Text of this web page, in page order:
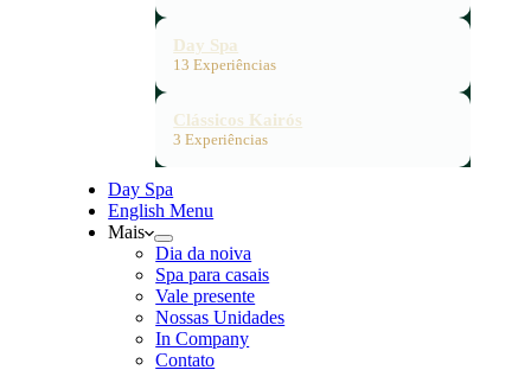
Day Spa
13 Experiências
Clássicos Kairós
3 Experiências
Day Spa
English Menu
Mais
Dia da noiva
Spa para casais
Vale presente
Nossas Unidades
In Company
Contato